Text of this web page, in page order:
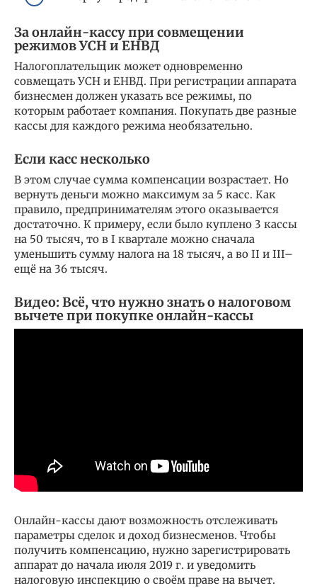
За онлайн-кассу при совмещении
режимов УСН и ЕНВД
Налогоплательщик может одновременно
совмещать УСН и ЕНВД. При регистрации аппарата
бизнесмен должен указать все режимы, по
которым работает компания. Покупать две разные
кассы для каждого режима необязательно.
Если касс несколько
В этом случае сумма компенсации возрастает. Но
вернуть деньги можно максимум за 5 касс. Как
правило, предпринимателям этого оказывается
достаточно. К примеру, если было куплено 3 кассы
на 50 тысяч, то в I квартале можно сначала
уменьшить сумму налога на 18 тысяч, а во II и III–
ещё на 36 тысяч.
Видео: Всё, что нужно знать о налоговом
вычете при покупке онлайн-кассы
Онлайн-кассы дают возможность отслеживать
параметры сделок и доход бизнесменов. Чтобы
получить компенсацию, нужно зарегистрировать
аппарат до начала июля 2019 г. и уведомить
налоговую инспекцию о своём праве на вычет.